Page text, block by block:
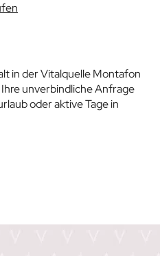
in der Vitalquelle Montafon
unverbindliche Anfrage
oder aktive Tage in